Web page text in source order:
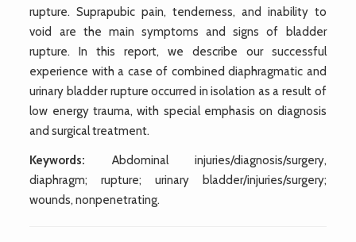
rupture. Suprapubic pain, tenderness, and inability to
void are the main symptoms and signs of bladder
rupture. In this report, we describe our successful
experience with a case of combined diaphragmatic and
urinary bladder rupture occurred in isolation as a result of
low energy trauma, with special emphasis on diagnosis
and surgical treatment.
Keywords: Abdominal injuries/diagnosis/surgery,
diaphragm; rupture; urinary bladder/injuries/surgery;
wounds, nonpenetrating.